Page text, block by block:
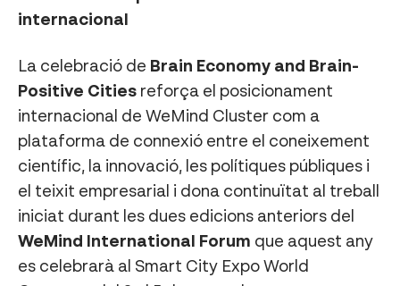
internacional
La celebració de Brain Economy and Brain-
Positive Cities reforça el posicionament
internacional de WeMind Cluster com a
plataforma de connexió entre el coneixement
científic, la innovació, les polítiques públiques i
el teixit empresarial i dona continuïtat al treball
iniciat durant les dues edicions anteriors del
WeMind International Forum que aquest any
es celebrarà al Smart City Expo World